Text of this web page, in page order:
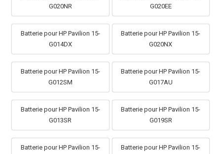
G020NR
G020EE
Batterie pour HP Pavilion 15-
G014DX
Batterie pour HP Pavilion 15-
G020NX
Batterie pour HP Pavilion 15-
G012SM
Batterie pour HP Pavilion 15-
G017AU
Batterie pour HP Pavilion 15-
G013SR
Batterie pour HP Pavilion 15-
G019SR
Batterie pour HP Pavilion 15-
Batterie pour HP Pavilion 15-